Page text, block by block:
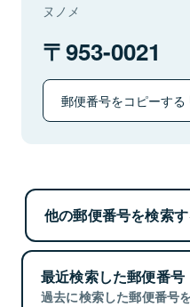
ヌノメ
953-0021
郵便番号をコピーする
他の郵便番号を検索
最近検索した郵便番号
過去に検索した郵便番号